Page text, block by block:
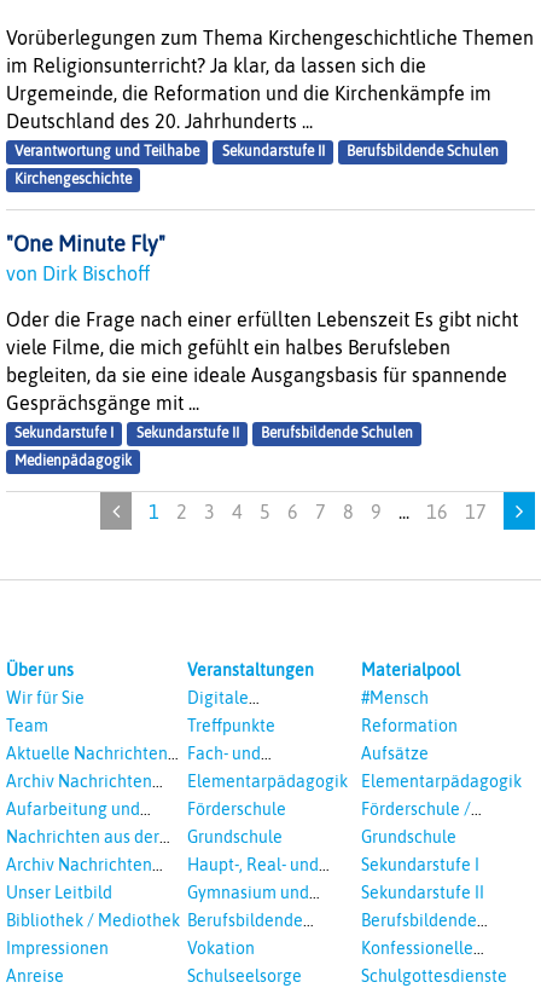
Vorüberlegungen zum Thema Kirchengeschichtliche Themen
im Religionsunterricht? Ja klar, da lassen sich die
Urgemeinde, die Reformation und die Kirchenkämpfe im
Deutschland des 20. Jahrhunderts ...
Verantwortung und Teilhabe Sekundarstufe II
Berufsbildende Schulen
Kirchengeschichte
"One Minute Fly"
von Dirk Bischoff
Oder die Frage nach einer erfüllten Lebenszeit Es gibt nicht
viele Filme, die mich gefühlt ein halbes Berufsleben
begleiten, da sie eine ideale Ausgangsbasis für spannende
Gesprächsgänge mit ...
Sekundarstufe I Sekundarstufe II
Berufsbildende Schulen
Medienpädagogik
1 2 3 4 5 6 7 8 9 ... 16 17
Über uns
Wir für Sie
Team
Aktuelle Nachrichten
aus dem RPI
Archiv Nachrichten
aus dem RPI ab 2018
Aufarbeitung und
Prävention
Landeskirche und EKD
Nachrichten aus der
Landeskirche
Archiv Nachrichten
aus der Landeskirche
Unser Leitbild
Bibliothek / Mediothek
Impressionen
Anreise
Veranstaltungen
Digitale
Veranstaltungen
Treffpunkte
Fach- und
Studientagungen
Elementarpädagogik
Förderschule
Grundschule
Haupt-, Real- und
Oberschule
Gymnasium und
Gesamtschule
Berufsbildende
Schulen
Vokation
Schulseelsorge
Materialpool
#Mensch
Reformation
Aufsätze
Elementarpädagogik
Förderschule /
Inklusion
Grundschule
Sekundarstufe I
Sekundarstufe II
Berufsbildende
Schulen
Konfessionelle
Kooperation
Schulgottesdienste